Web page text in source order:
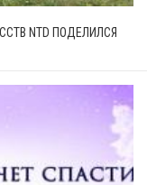
NTD ПОДЕЛИЛСЯ